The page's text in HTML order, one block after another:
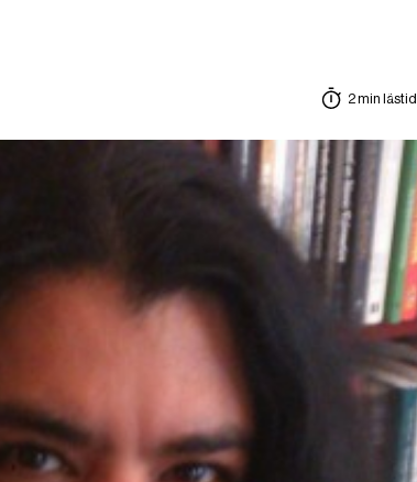
2 min lästid